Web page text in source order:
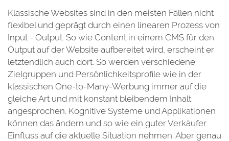
Klassische Websites sind in den meisten Fällen nicht
flexibel und geprägt durch einen linearen Prozess von
Input - Output. So wie Content in einem CMS für den
Output auf der Website aufbereitet wird, erscheint er
letztendlich auch dort. So werden verschiedene
Zielgruppen und Persönlichkeitsprofile wie in der
klassischen One-to-Many-Werbung immer auf die
gleiche Art und mit konstant bleibendem Inhalt
angesprochen. Kognitive Systeme und Applikationen
können das ändern und so wie ein guter Verkäufer
Einfluss auf die aktuelle Situation nehmen. Aber genau